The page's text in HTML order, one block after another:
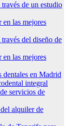
de un estudio
en las mejores
del diseño de
en las mejores
dentales en Madrid
integral
servicios de
alquiler de